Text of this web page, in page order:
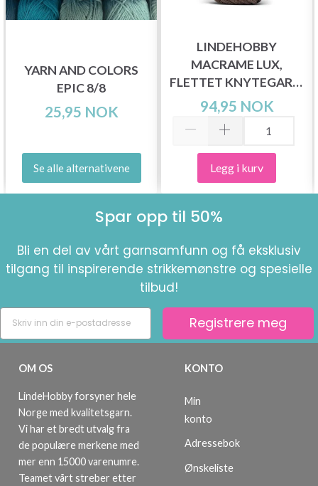
YARN AND COLORS
EPIC 8/8
25,95 NOK
Se alle alternativene
LINDEHOBBY
MACRAME LUX,
FLETTET KNYTEGARN,
6 MM
94,95 NOK
Legg i kurv
Spar opp til 50%
Bli en del av vårt garnsamfunn og få eksklusiv
tilgang til inspirerende strikkemønstre og spesielle
tilbud!
Registrere meg
OM OS
LindeHobby forsyner hele
Norge med kvalitetsgarn.
Vi har et bredt utvalg fra
de populære merkene med
mer enn 15000 varenumre.
Teamet vårt streber etter
KONTO
Min
konto
Adressebok
Ønskeliste